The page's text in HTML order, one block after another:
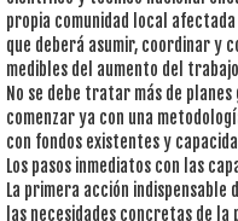
propia comunidad local
que deberá asumir, coordinar y
medibles del aumento del
No se debe tratar más de
comenzar ya con una
con fondos existentes y
Los pasos inmediatos con las
La primera acción
las necesidades concretas de